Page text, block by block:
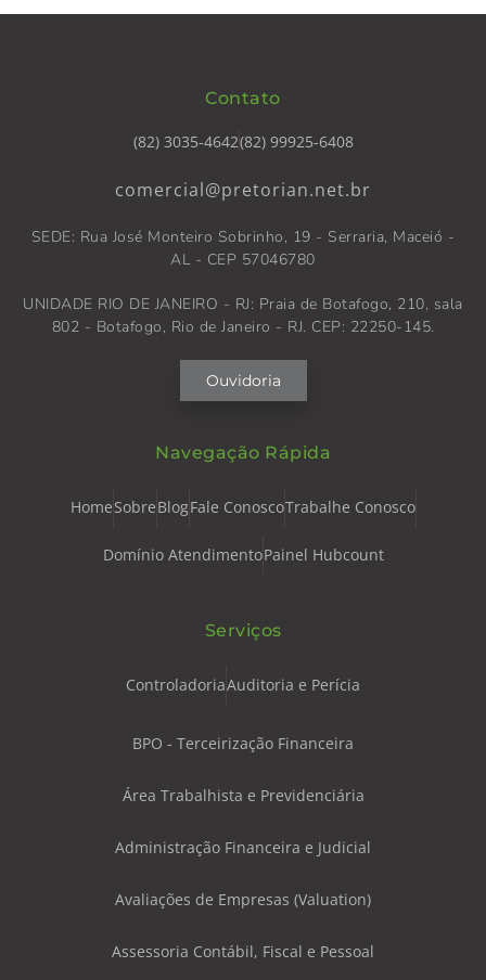
Contato
(82) 3035-4642(82) 99925-6408
comercial@pretorian.net.br
SEDE: Rua José Monteiro Sobrinho, 19 - Serraria, Maceió -
AL - CEP 57046780
UNIDADE RIO DE JANEIRO - RJ: Praia de Botafogo, 210, sala
802 - Botafogo, Rio de Janeiro - RJ. CEP: 22250-145.
Ouvidoria
Navegação Rápida
HomeSobreBlogFale ConoscoTrabalhe Conosco
Domínio AtendimentoPainel Hubcount
Serviços
ControladoriaAuditoria e Perícia
BPO - Terceirização Financeira
Área Trabalhista e Previdenciária
Administração Financeira e Judicial
Avaliações de Empresas (Valuation)
Assessoria Contábil, Fiscal e Pessoal